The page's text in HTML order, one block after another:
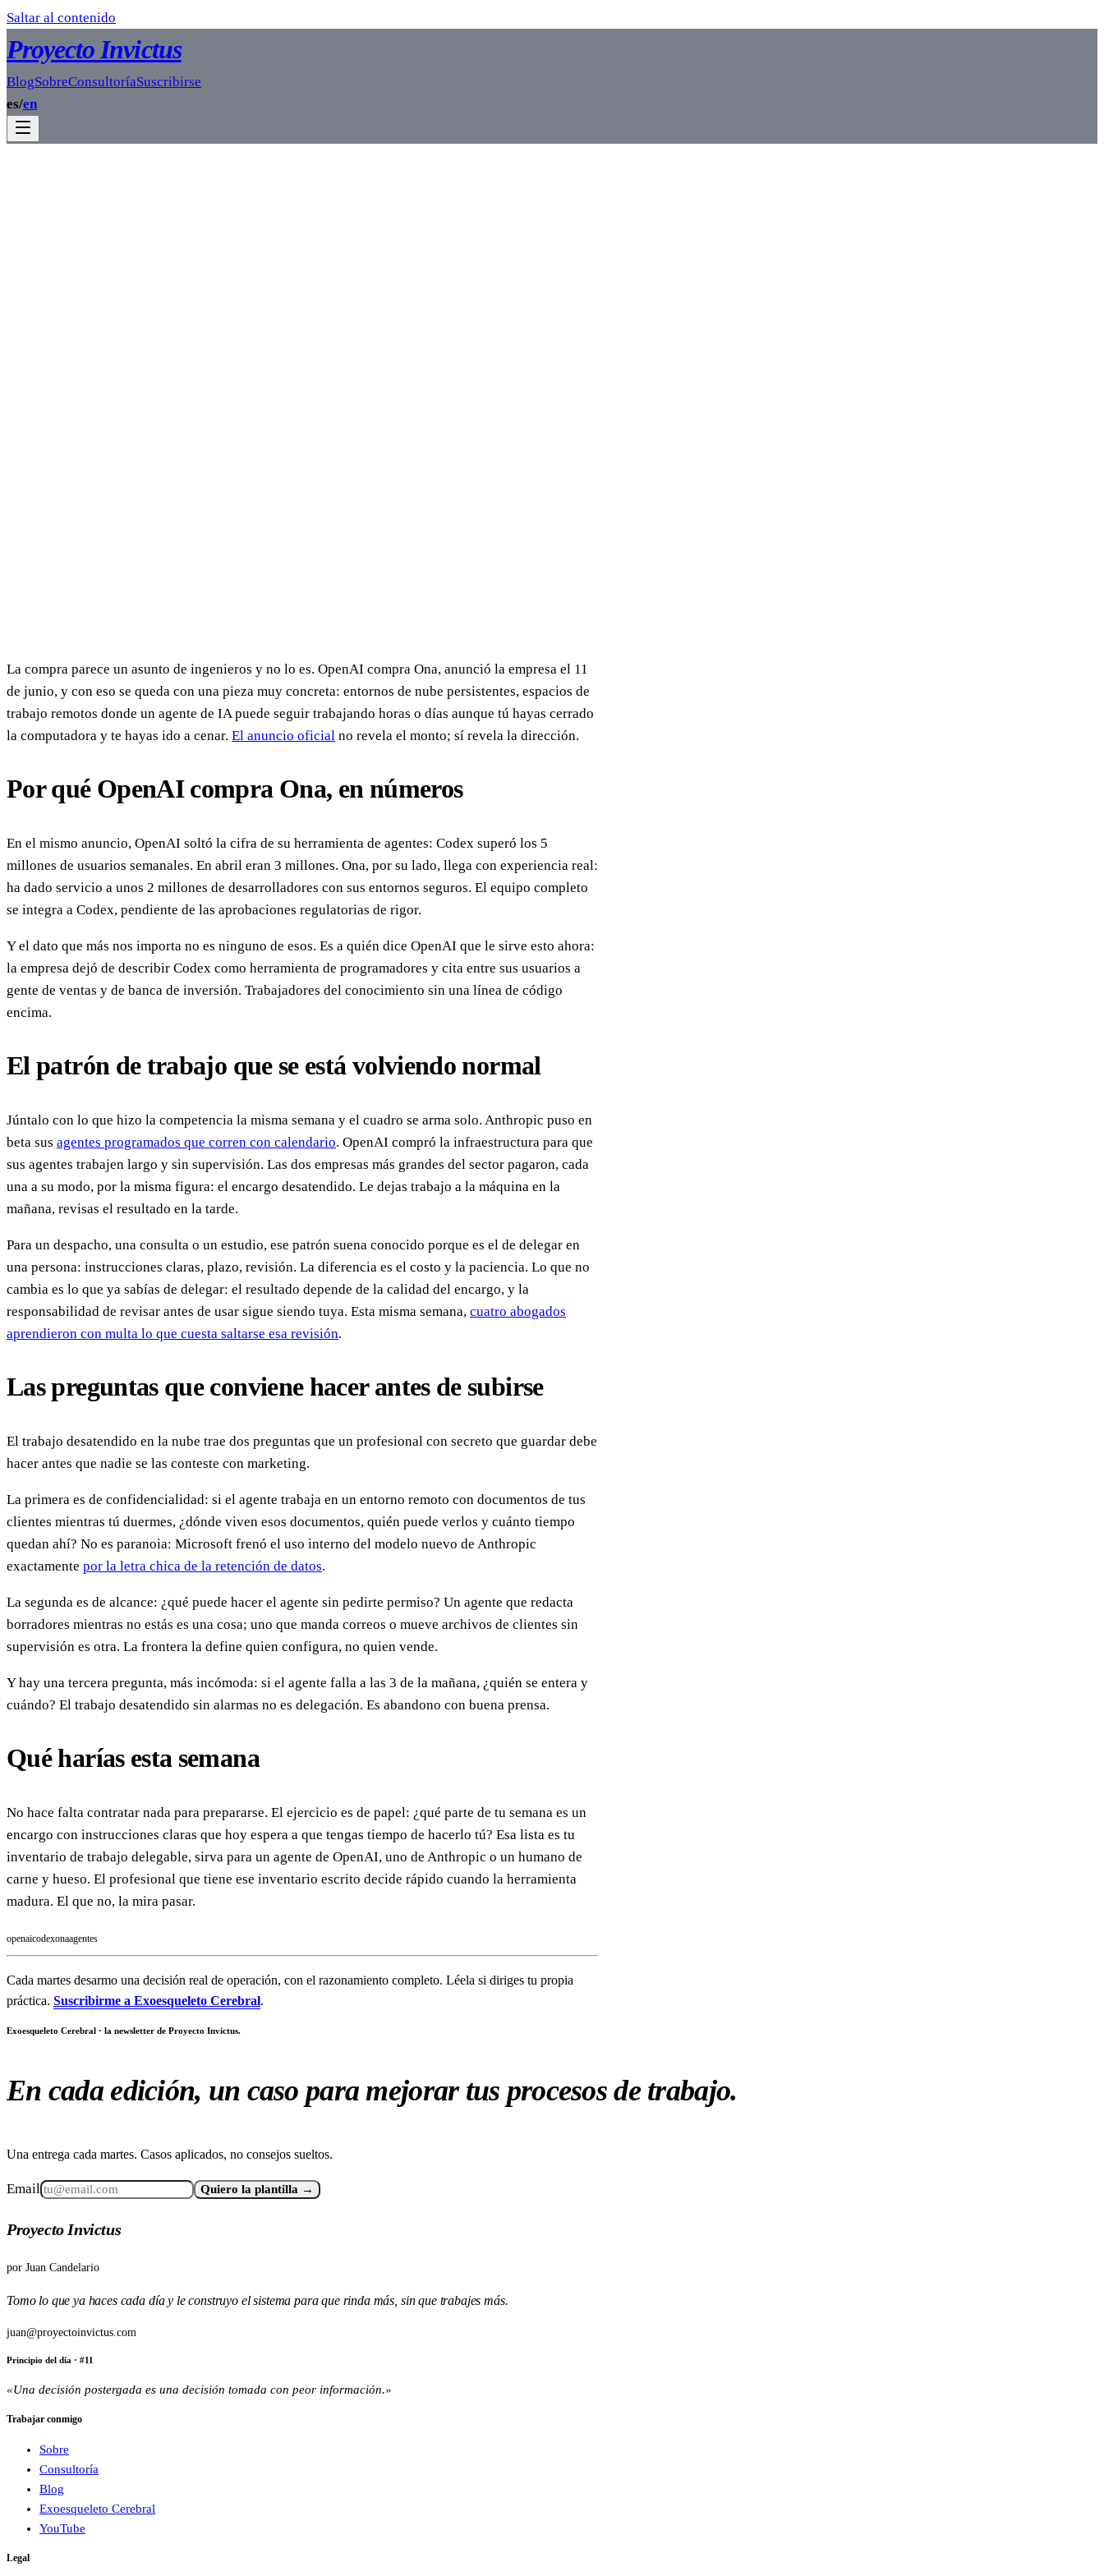
Saltar al contenido
Proyecto Invictus
BlogSobreConsultoríaSuscribirse
es/en
La compra parece un asunto de ingenieros y no lo es. OpenAI compra Ona, anunció la empresa el 11
de junio, y con eso se queda con una pieza muy concreta: entornos de nube persistentes, espacios de
trabajo remotos donde un agente de IA puede seguir trabajando horas o días aunque tú hayas cerrado
la computadora y te hayas ido a cenar. El anuncio oficial no revela el monto; sí revela la dirección.
Por qué OpenAI compra Ona, en números
En el mismo anuncio, OpenAI soltó la cifra de su herramienta de agentes: Codex superó los 5
millones de usuarios semanales. En abril eran 3 millones. Ona, por su lado, llega con experiencia real:
ha dado servicio a unos 2 millones de desarrolladores con sus entornos seguros. El equipo completo
se integra a Codex, pendiente de las aprobaciones regulatorias de rigor.
Y el dato que más nos importa no es ninguno de esos. Es a quién dice OpenAI que le sirve esto ahora:
la empresa dejó de describir Codex como herramienta de programadores y cita entre sus usuarios a
gente de ventas y de banca de inversión. Trabajadores del conocimiento sin una línea de código
encima.
El patrón de trabajo que se está volviendo normal
Júntalo con lo que hizo la competencia la misma semana y el cuadro se arma solo. Anthropic puso en
beta sus agentes programados que corren con calendario. OpenAI compró la infraestructura para que
sus agentes trabajen largo y sin supervisión. Las dos empresas más grandes del sector pagaron, cada
una a su modo, por la misma figura: el encargo desatendido. Le dejas trabajo a la máquina en la
mañana, revisas el resultado en la tarde.
Para un despacho, una consulta o un estudio, ese patrón suena conocido porque es el de delegar en
una persona: instrucciones claras, plazo, revisión. La diferencia es el costo y la paciencia. Lo que no
cambia es lo que ya sabías de delegar: el resultado depende de la calidad del encargo, y la
responsabilidad de revisar antes de usar sigue siendo tuya. Esta misma semana, cuatro abogados
aprendieron con multa lo que cuesta saltarse esa revisión.
Las preguntas que conviene hacer antes de subirse
El trabajo desatendido en la nube trae dos preguntas que un profesional con secreto que guardar debe
hacer antes que nadie se las conteste con marketing.
La primera es de confidencialidad: si el agente trabaja en un entorno remoto con documentos de tus
clientes mientras tú duermes, ¿dónde viven esos documentos, quién puede verlos y cuánto tiempo
quedan ahí? No es paranoia: Microsoft frenó el uso interno del modelo nuevo de Anthropic
exactamente por la letra chica de la retención de datos.
La segunda es de alcance: ¿qué puede hacer el agente sin pedirte permiso? Un agente que redacta
borradores mientras no estás es una cosa; uno que manda correos o mueve archivos de clientes sin
supervisión es otra. La frontera la define quien configura, no quien vende.
Y hay una tercera pregunta, más incómoda: si el agente falla a las 3 de la mañana, ¿quién se entera y
cuándo? El trabajo desatendido sin alarmas no es delegación. Es abandono con buena prensa.
Qué harías esta semana
No hace falta contratar nada para prepararse. El ejercicio es de papel: ¿qué parte de tu semana es un
encargo con instrucciones claras que hoy espera a que tengas tiempo de hacerlo tú? Esa lista es tu
inventario de trabajo delegable, sirva para un agente de OpenAI, uno de Anthropic o un humano de
carne y hueso. El profesional que tiene ese inventario escrito decide rápido cuando la herramienta
madura. El que no, la mira pasar.
openaicodexonaagentes
Cada martes desarmo una decisión real de operación, con el razonamiento completo. Léela si diriges tu propia
práctica. Suscribirme a Exoesqueleto Cerebral.
Exoesqueleto Cerebral · la newsletter de Proyecto Invictus.
En cada edición, un caso para mejorar tus procesos de trabajo.
Una entrega cada martes. Casos aplicados, no consejos sueltos.
Email Quiero la plantilla →
Proyecto Invictus
por Juan Candelario
Tomo lo que ya haces cada día y le construyo el sistema para que rinda más, sin que trabajes más.
juan@proyectoinvictus.com
Principio del día · #11
«Una decisión postergada es una decisión tomada con peor información.»
Trabajar conmigo
Sobre
Consultoría
Blog
Exoesqueleto Cerebral
YouTube
Legal